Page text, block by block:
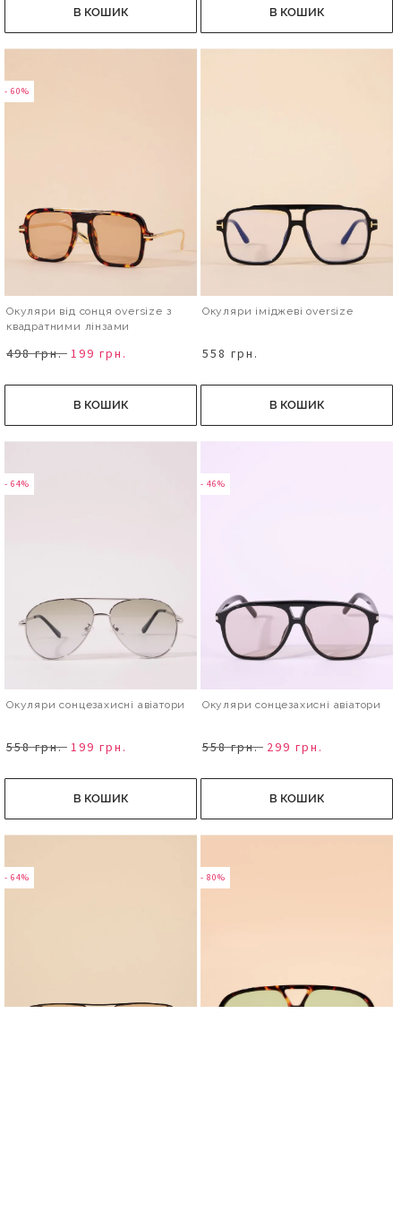
В КОШИК В КОШИК
- 60%
Окуляри від сонця oversize з
квадратними лінзами
498 грн. 199 грн.
В КОШИК
Окуляри іміджеві oversize
558 грн.
В КОШИК
- 64%
Окуляри сонцезахисні авіатори
558 грн. 199 грн.
В КОШИК
- 46%
Окуляри сонцезахисні авіатори
558 грн. 299 грн.
В КОШИК
- 64% - 80%